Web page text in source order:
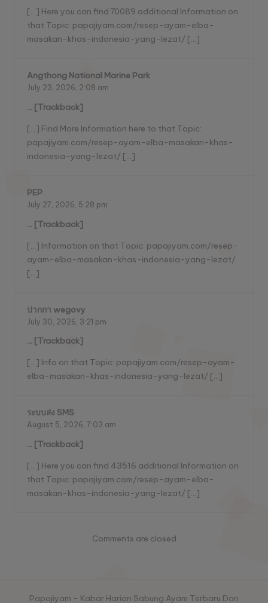
[…] Here you can find 70089 additional Information on
that Topic: papajiyam.com/resep-ayam-elba-
masakan-khas-indonesia-yang-lezat/ […]
Angthong National Marine Park
July 23, 2026, 2:08 am
… [Trackback]
[…] Find More Information here to that Topic:
papajiyam.com/resep-ayam-elba-masakan-khas-
indonesia-yang-lezat/ […]
PEP
July 27, 2026, 5:28 pm
… [Trackback]
[…] Information on that Topic: papajiyam.com/resep-
ayam-elba-masakan-khas-indonesia-yang-lezat/
[…]
ปากกา wegovy
July 30, 2026, 3:21 pm
… [Trackback]
[…] Info on that Topic: papajiyam.com/resep-ayam-
elba-masakan-khas-indonesia-yang-lezat/ […]
ระบบส่ง SMS
August 5, 2026, 7:03 am
… [Trackback]
[…] Here you can find 43516 additional Information on
that Topic: papajiyam.com/resep-ayam-elba-
masakan-khas-indonesia-yang-lezat/ […]
Comments are closed
Papajiyam - Kabar Harian Sabung Ayam Terbaru Dan